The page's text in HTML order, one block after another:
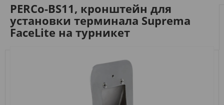
PERCo-BS11, кронштейн для
установки терминала Suprema
FaceLite на турникет